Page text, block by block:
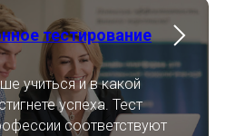
тестирование
учиться и в какой
успеха. Тест
соответствуют